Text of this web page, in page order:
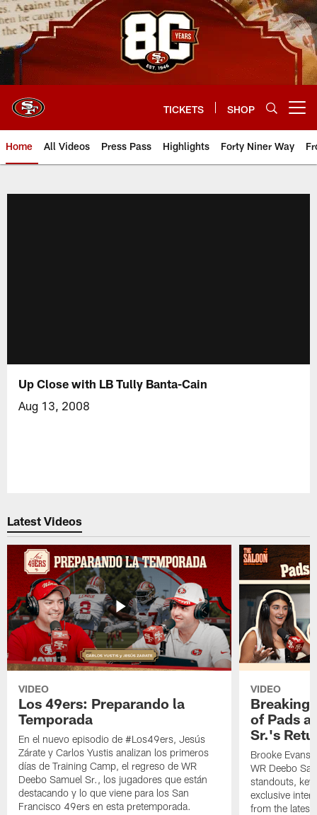
Skip
to
main
content
TICKETS SHOP
Home All Videos Press Pass Highlights Forty Niner Way
Up Close with LB Tully Banta-Cain
Aug 13, 2008
Latest Videos
VIDEO
Los 49ers: Preparando la
Temporada
En el nuevo episodio de #Los49ers, Jesús
Zárate y Carlos Yustis analizan los primeros
días de Training Camp, el regreso de WR
Deebo Samuel Sr., los jugadores que están
destacando y lo que viene para los San
Francisco 49ers en esta pretemporada.
VIDEO
Breaking
of Pads
Sr.'s
Brooke Evans
WR Deebo
standouts,
exclusive
from the latest